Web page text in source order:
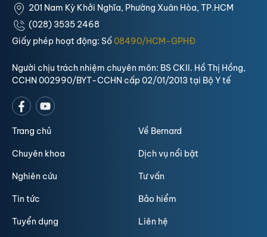
201 Nam Kỳ Khởi Nghĩa, Phường Xuân Hòa, TP.HCM
(028) 3535 2468
Giấy phép hoạt động: Số08490/HCM-GPHĐ
Người chịu trách nhiệm chuyên môn: BS CKII. Hồ Thị Hồng,
CCHN 002990/BYT-CCHN cấp 02/01/2013 tại Bộ Y tế
Trang chủ Về Bernard
Chuyên khoa Dịch vụ nổi bật
Nghiên cứu Tư vấn
Tin tức Bảo hiểm
Tuyển dụng Liên hệ